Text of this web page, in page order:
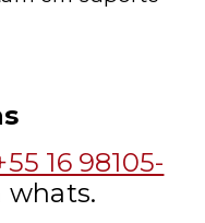
16 98105-
whats.